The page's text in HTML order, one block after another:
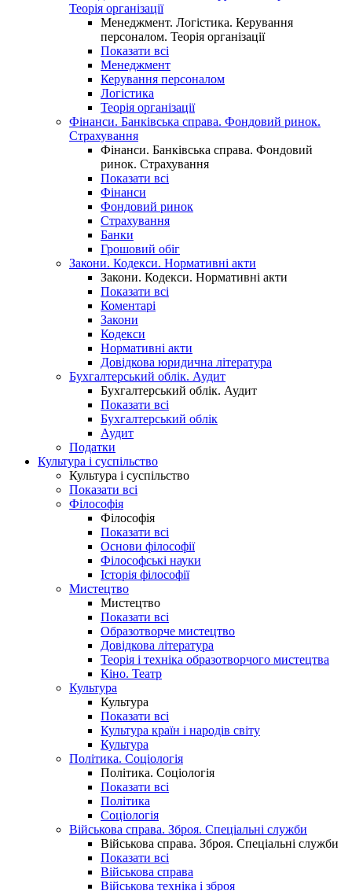
Теорія організації
Менеджмент. Логістика. Керування
персоналом. Теорія організації
Показати всі
Менеджмент
Керування персоналом
Логістика
Теорія організації
Фінанси. Банківська справа. Фондовий ринок.
Страхування
Фінанси. Банківська справа. Фондовий
ринок. Страхування
Показати всі
Фінанси
Фондовий ринок
Страхування
Банки
Грошовий обіг
Закони. Кодекси. Нормативні акти
Закони. Кодекси. Нормативні акти
Показати всі
Коментарі
Закони
Кодекси
Нормативні акти
Довідкова юридична література
Бухгалтерський облік. Аудит
Бухгалтерський облік. Аудит
Показати всі
Бухгалтерський облік
Аудит
Податки
Культура і суспільство
Культура і суспільство
Показати всі
Філософія
Філософія
Показати всі
Основи філософії
Філософські науки
Історія філософії
Мистецтво
Мистецтво
Показати всі
Образотворче мистецтво
Довідкова література
Теорія і техніка образотворчого мистецтва
Кіно. Театр
Культура
Культура
Показати всі
Культура країн і народів світу
Культура
Політика. Соціологія
Політика. Соціологія
Показати всі
Політика
Соціологія
Військова справа. Зброя. Спеціальні служби
Військова справа. Зброя. Спеціальні служби
Показати всі
Військова справа
Військова техніка і зброя